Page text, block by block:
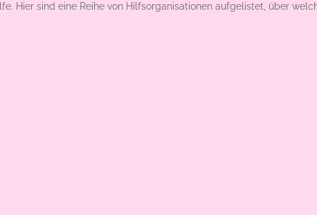
Hier sind eine Reihe von Hilfsorganisationen aufgelistet, über